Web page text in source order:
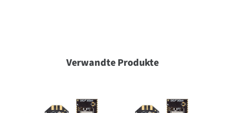
Verwandte Produkte